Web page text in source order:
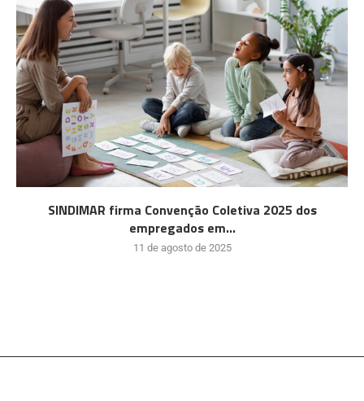
SINDIMAR firma Convenção Coletiva 2025 dos
empregados em...
11 de agosto de 2025